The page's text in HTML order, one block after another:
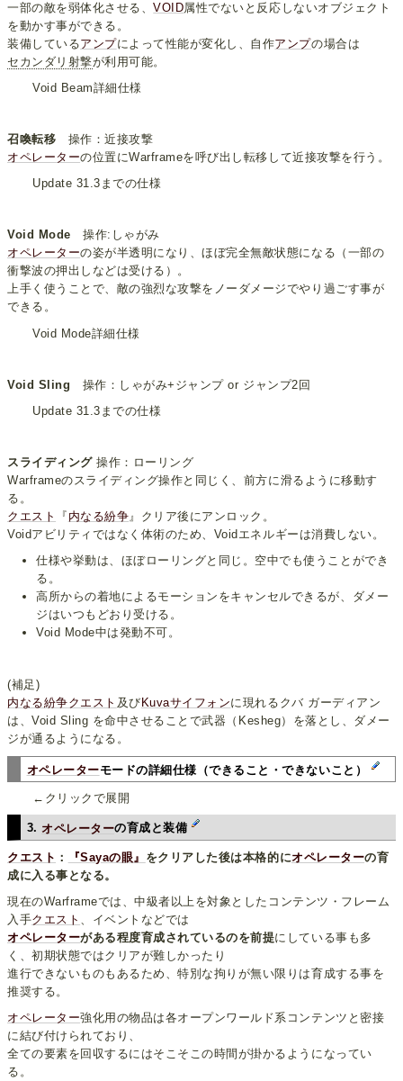
一部の敵を弱体化させる、VOID属性でないと反応しないオブジェクト
を動かす事ができる。
装備しているアンプによって性能が変化し、自作アンプの場合は
セカンダリ射撃が利用可能。
Void Beam詳細仕様
召喚転移 操作：近接攻撃
オペレーターの位置にWarframeを呼び出し転移して近接攻撃を行う。
Update 31.3までの仕様
Void Mode 操作:しゃがみ
オペレーターの姿が半透明になり、ほぼ完全無敵状態になる（一部の
衝撃波の押出しなどは受ける）。
上手く使うことで、敵の強烈な攻撃をノーダメージでやり過ごす事が
できる。
Void Mode詳細仕様
Void Sling 操作：しゃがみ+ジャンプ or ジャンプ2回
Update 31.3までの仕様
スライディング操作：ローリング
Warframeのスライディング操作と同じく、前方に滑るように移動す
る。
クエスト
『 内なる紛争 』クリア後にアンロック。
Voidアビリティではなく体術のため、Voidエネルギーは消費しない。
仕様や挙動は、ほぼローリングと同じ。空中でも使うことができ
る。
高所からの着地によるモーションをキャンセルできるが、ダメー
ジはいつもどおり受ける。
Void Mode中は発動不可。
(補足)
内なる紛争クエスト 及び Kuvaサイフォンに現れるクバ ガーディアン
は、Void Sling を命中させることで武器（Kesheg）を落とし、ダメー
ジが通るようになる。
オペレーターモードの詳細仕様（できること・できないこと）
←クリックで展開
3.オペレーターの育成と装備
クエスト ： 『Sayaの眼』 をクリアした後は本格的にオペレーターの育
成に入る事となる。
現在のWarframeでは、中級者以上を対象としたコンテンツ・フレーム
入手クエスト
、イベントなどでは
オペレーターがある程度育成されているのを前提にしている事も多
く、初期状態ではクリアが難しかったり
進行できないものもあるため、特別な拘りが無い限りは育成する事を
推奨する。
オペレーター強化用の物品は各オープンワールド系コンテンツと密接
に結び付けられており、
全ての要素を回収するにはそこそこの時間が掛かるようになってい
る。